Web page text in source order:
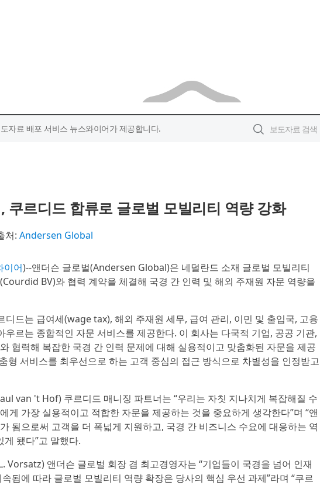
자료 배포 서비스 뉴스와이어가 제공합니다.
쿠르디드 합류로 글로벌 모빌리티 역량 강화
처: Andersen Global
이어)--앤더슨 글로벌(Andersen Global)은 네덜란드 소재 글로벌 모빌리티
BV)와 협력 계약을 체결해 국경 간 인력 및 해외 주재원 자문 역량을
디드는 급여세(wage tax), 해외 주재원 세무, 급여 관리, 이민 및 출입국, 고용
우르는 종합적인 자문 서비스를 제공한다. 이 회사는 다국적 기업, 공공 기관,
협력해 복잡한 국경 간 인력 문제에 대해 실용적이고 맞춤화된 자문을 제공
형 서비스를 최우선으로 하는 고객 중심의 접근 방식으로 차별성을 인정받고
van 't Hof) 쿠르디드 매니징 파트너는 “우리는 자칫 지나치게 복잡해질 수
게 가장 실용적이고 적합한 자문을 제공하는 것을 중요하게 생각한다”며 “앤
됨으로써 고객을 더 폭넓게 지원하고, 국경 간 비즈니스 수요에 대응하는 역
됐다”고 말했다.
Vorsatz) 앤더슨 글로벌 회장 겸 최고경영자는 “기업들이 국경을 넘어 인재
됨에 따라 글로벌 모빌리티 역량 확장은 당사의 핵심 우선 과제”라며 “쿠르